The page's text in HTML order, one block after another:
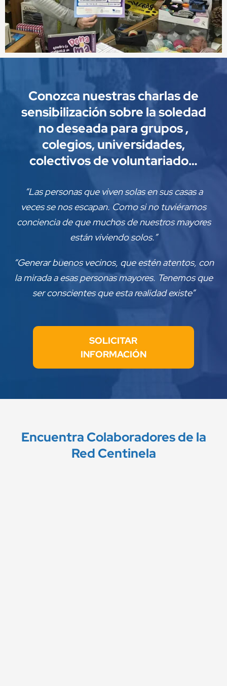
Conozca nuestras charlas de
sensibilización sobre la soledad
no deseada para grupos ,
colegios, universidades,
colectivos de voluntariado…
“Las personas que viven solas en sus casas a
veces se nos escapan. Como si no tuviéramos
conciencia de que muchos de nuestros mayores
están viviendo solos.”
“Generar buenos vecinos, que estén atentos, con
la mirada a esas personas mayores. Tenemos que
ser conscientes que esta realidad existe”
SOLICITAR
INFORMACIÓN
Encuentra Colaboradores de la
Red Centinela